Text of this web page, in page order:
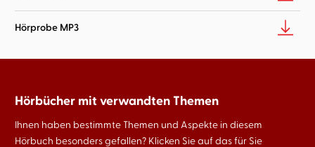
Hörprobe MP3
Hörbücher mit verwandten Themen
Ihnen haben bestimmte Themen und Aspekte in diesem
Hörbuch besonders gefallen? Klicken Sie auf das für Sie